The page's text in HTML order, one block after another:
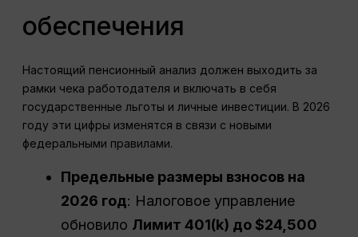
обеспечения
Настоящий пенсионный анализ должен выходить за
рамки чека работодателя и включать в себя
государственные льготы и личные инвестиции. В 2026
году эти цифры изменятся в связи с новыми
федеральными правилами.
Предельные размеры взносов на
2026 год: Налоговое управление
обновило Лимит 401(k) до $24,500